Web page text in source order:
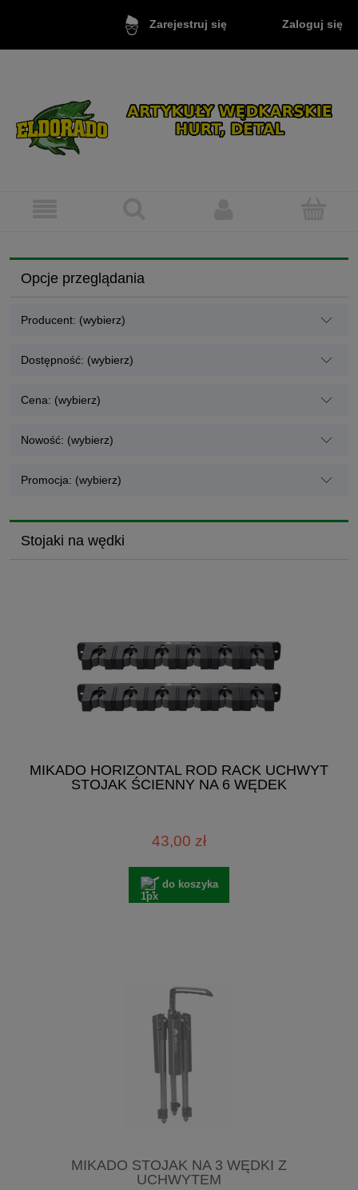
Zarejestruj się Zaloguj się
Opcje przeglądania
Producent: (wybierz)
Dostępność: (wybierz)
Cena: (wybierz)
Nowość: (wybierz)
Promocja: (wybierz)
Stojaki na wędki
MIKADO HORIZONTAL ROD RACK UCHWYT
STOJAK ŚCIENNY NA 6 WĘDEK
43,00 zł
do koszyka
MIKADO STOJAK NA 3 WĘDKI Z
UCHWYTEM